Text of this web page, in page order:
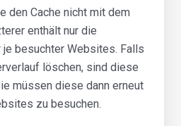
den Cache nicht mit dem
enthält nur die
besuchter Websites. Falls
löschen, sind diese
müssen diese dann erneut
zu besuchen.